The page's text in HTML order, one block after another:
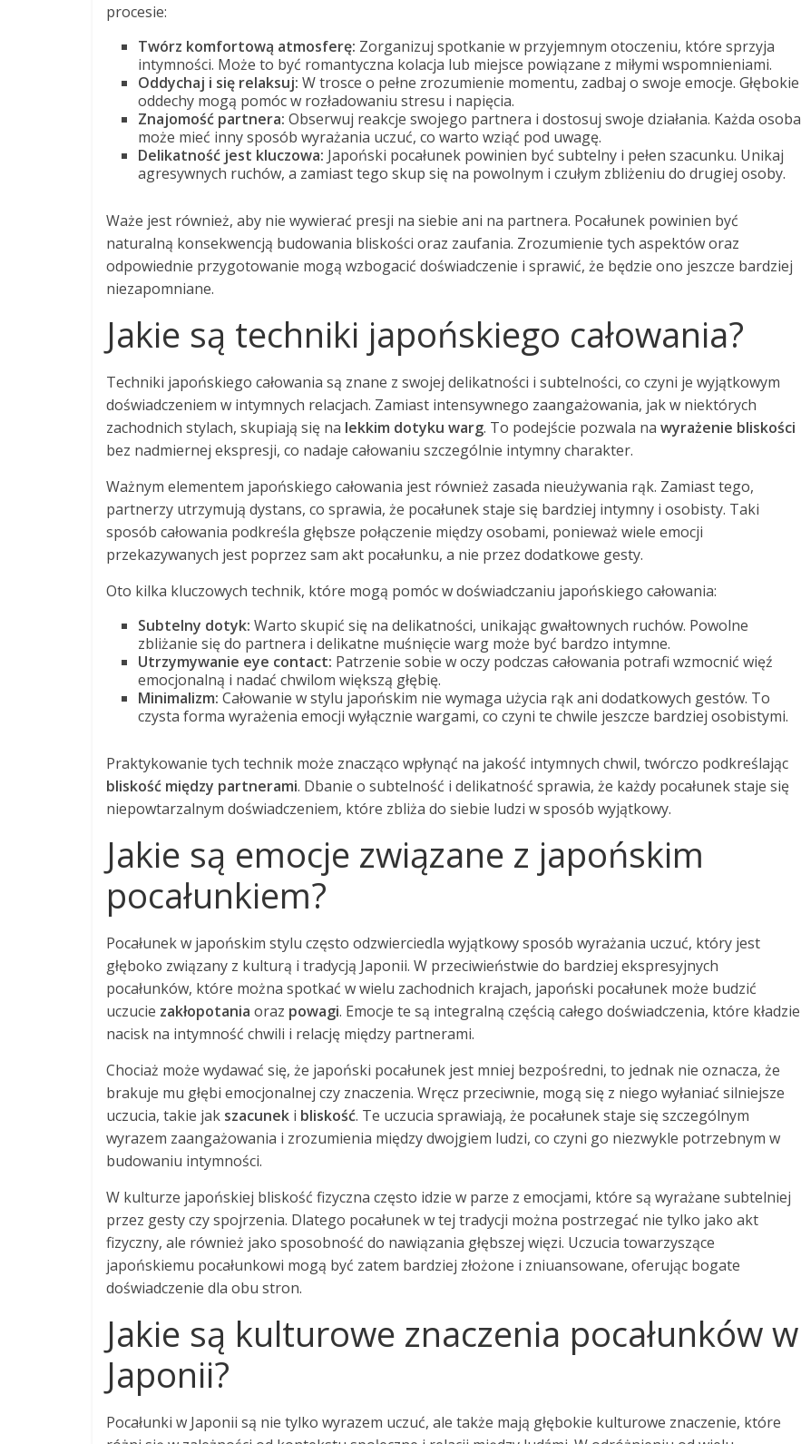
procesie:
Twórz komfortową atmosferę: Zorganizuj spotkanie w przyjemnym otoczeniu, które sprzyja
intymności. Może to być romantyczna kolacja lub miejsce powiązane z miłymi wspomnieniami.
Oddychaj i się relaksuj: W trosce o pełne zrozumienie momentu, zadbaj o swoje emocje. Głębokie
oddechy mogą pomóc w rozładowaniu stresu i napięcia.
Znajomość partnera: Obserwuj reakcje swojego partnera i dostosuj swoje działania. Każda osoba
może mieć inny sposób wyrażania uczuć, co warto wziąć pod uwagę.
Delikatność jest kluczowa: Japoński pocałunek powinien być subtelny i pełen szacunku. Unikaj
agresywnych ruchów, a zamiast tego skup się na powolnym i czułym zbliżeniu do drugiej osoby.
Waże jest również, aby nie wywierać presji na siebie ani na partnera. Pocałunek powinien być
naturalną konsekwencją budowania bliskości oraz zaufania. Zrozumienie tych aspektów oraz
odpowiednie przygotowanie mogą wzbogacić doświadczenie i sprawić, że będzie ono jeszcze bardziej
niezapomniane.
Jakie są techniki japońskiego całowania?
Techniki japońskiego całowania są znane z swojej delikatności i subtelności, co czyni je wyjątkowym
doświadczeniem w intymnych relacjach. Zamiast intensywnego zaangażowania, jak w niektórych
zachodnich stylach, skupiają się na lekkim dotyku warg. To podejście pozwala na wyrażenie bliskości
bez nadmiernej ekspresji, co nadaje całowaniu szczególnie intymny charakter.
Ważnym elementem japońskiego całowania jest również zasada nieużywania rąk. Zamiast tego,
partnerzy utrzymują dystans, co sprawia, że pocałunek staje się bardziej intymny i osobisty. Taki
sposób całowania podkreśla głębsze połączenie między osobami, ponieważ wiele emocji
przekazywanych jest poprzez sam akt pocałunku, a nie przez dodatkowe gesty.
Oto kilka kluczowych technik, które mogą pomóc w doświadczaniu japońskiego całowania:
Subtelny dotyk: Warto skupić się na delikatności, unikając gwałtownych ruchów. Powolne
zbliżanie się do partnera i delikatne muśnięcie warg może być bardzo intymne.
Utrzymywanie eye contact: Patrzenie sobie w oczy podczas całowania potrafi wzmocnić więź
emocjonalną i nadać chwilom większą głębię.
Minimalizm: Całowanie w stylu japońskim nie wymaga użycia rąk ani dodatkowych gestów. To
czysta forma wyrażenia emocji wyłącznie wargami, co czyni te chwile jeszcze bardziej osobistymi.
Praktykowanie tych technik może znacząco wpłynąć na jakość intymnych chwil, twórczo podkreślając
bliskość między partnerami. Dbanie o subtelność i delikatność sprawia, że każdy pocałunek staje się
niepowtarzalnym doświadczeniem, które zbliża do siebie ludzi w sposób wyjątkowy.
Jakie są emocje związane z japońskim
pocałunkiem?
Pocałunek w japońskim stylu często odzwierciedla wyjątkowy sposób wyrażania uczuć, który jest
głęboko związany z kulturą i tradycją Japonii. W przeciwieństwie do bardziej ekspresyjnych
pocałunków, które można spotkać w wielu zachodnich krajach, japoński pocałunek może budzić
uczucie zakłopotania oraz powagi. Emocje te są integralną częścią całego doświadczenia, które kładzie
nacisk na intymność chwili i relację między partnerami.
Chociaż może wydawać się, że japoński pocałunek jest mniej bezpośredni, to jednak nie oznacza, że
brakuje mu głębi emocjonalnej czy znaczenia. Wręcz przeciwnie, mogą się z niego wyłaniać silniejsze
uczucia, takie jak szacunek i bliskość. Te uczucia sprawiają, że pocałunek staje się szczególnym
wyrazem zaangażowania i zrozumienia między dwojgiem ludzi, co czyni go niezwykle potrzebnym w
budowaniu intymności.
W kulturze japońskiej bliskość fizyczna często idzie w parze z emocjami, które są wyrażane subtelniej
przez gesty czy spojrzenia. Dlatego pocałunek w tej tradycji można postrzegać nie tylko jako akt
fizyczny, ale również jako sposobność do nawiązania głębszej więzi. Uczucia towarzyszące
japońskiemu pocałunkowi mogą być zatem bardziej złożone i zniuansowane, oferując bogate
doświadczenie dla obu stron.
Jakie są kulturowe znaczenia pocałunków w
Japonii?
Pocałunki w Japonii są nie tylko wyrazem uczuć, ale także mają głębokie kulturowe znaczenie, które